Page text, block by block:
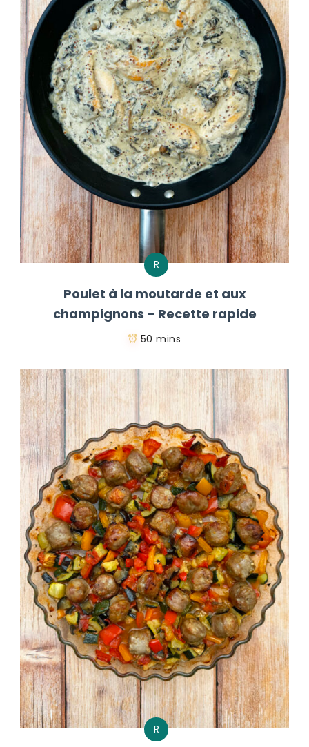
R
Poulet à la moutarde et aux
champignons – Recette rapide
50 mins
R